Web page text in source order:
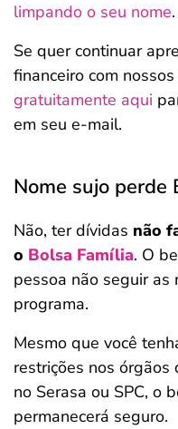
limpando o seu nome.
Se quer continuar
financeiro com
gratuitamente aqui
em seu e-mail.
Nome sujo perde
Não, ter dívidas não
o Bolsa Família. O
pessoa não seguir as
programa.
Mesmo que você
restrições nos órgãos
no Serasa ou SPC, o
permanecerá seguro.